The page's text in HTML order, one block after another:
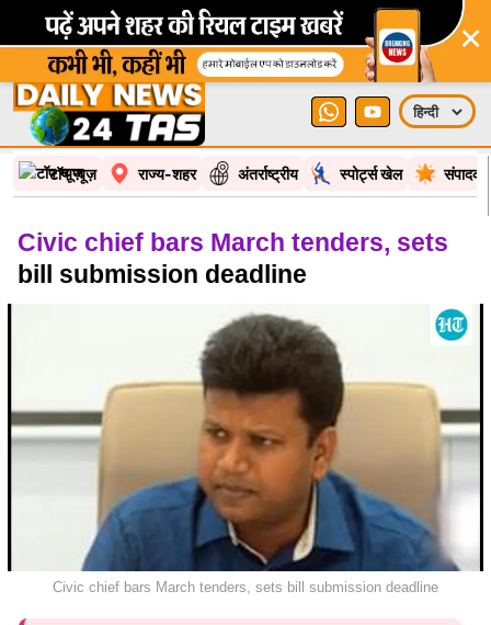
×
टॉप न्यूज़ राज्य-शहर अंतर्राष्ट्रीय स्पोर्ट्स खेल
Civic chief bars March tenders, sets
bill submission deadline
Civic chief bars March tenders, sets bill submission deadline